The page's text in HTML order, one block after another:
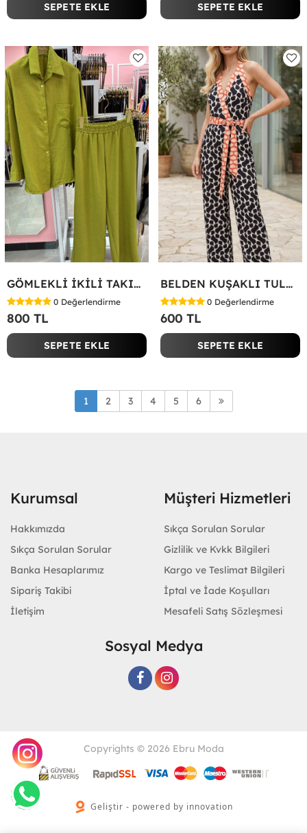
SEPETE EKLE SEPETE EKLE
GÖMLEKLİ İKİLİ TAKIM Yeşil
0 Değerlendirme
800 TL
SEPETE EKLE
BELDEN KUŞAKLI TULUM Siyah
0 Değerlendirme
600 TL
SEPETE EKLE
1 2 3 4 5 6
Kurumsal
Hakkımızda
Sıkça Sorulan Sorular
Banka Hesaplarımız
Sipariş Takibi
İletişim
Müşteri Hizmetleri
Sıkça Sorulan Sorular
Gizlilik ve Kvkk Bilgileri
Kargo ve Teslimat Bilgileri
İptal ve İade Koşulları
Mesafeli Satış Sözleşmesi
Sosyal Medya
Copyrights © 2026 Ebru Moda
Geliştir - powered by innovation